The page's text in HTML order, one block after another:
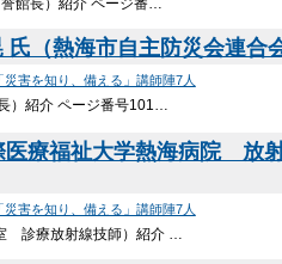
館長）紹介 ページ番…
（熱海市自主防災会連合
災害を知り、備える」講師陣7人
）紹介 ページ番号101…
医療福祉大学熱海病院 放
災害を知り、備える」講師陣7人
診療放射線技師）紹介 …